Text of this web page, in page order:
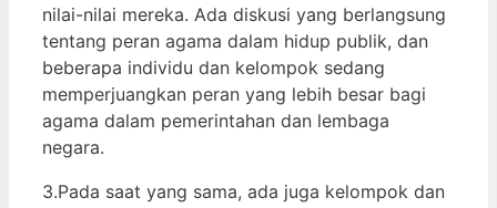
nilai-nilai mereka. Ada diskusi yang berlangsung
tentang peran agama dalam hidup publik, dan
beberapa individu dan kelompok sedang
memperjuangkan peran yang lebih besar bagi
agama dalam pemerintahan dan lembaga
negara.
3.Pada saat yang sama, ada juga kelompok dan